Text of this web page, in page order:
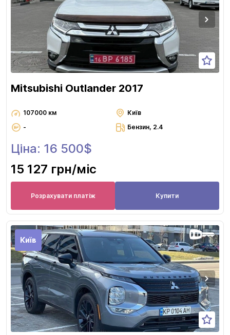
Mitsubishi Outlander 2017
107000 км
Київ
-
Бензин, 2.4
Ціна: 16 500$
15 127 грн/міс
Розрахувати платіж Купити
Київ